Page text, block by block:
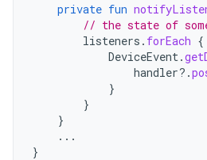
private fun
// the state of
listeners . forEach {
DeviceEvent.
handler?.
}
}
}
...
}